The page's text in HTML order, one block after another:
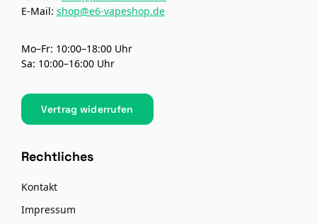
E-Mail: shop@e6-vapeshop.de
Mo–Fr: 10:00–18:00 Uhr
Sa: 10:00–16:00 Uhr
Vertrag widerrufen
Rechtliches
Kontakt
Impressum